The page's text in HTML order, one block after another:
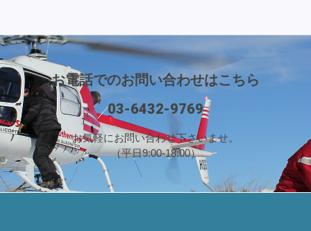
お電話でのお問い合わせはこちら
03-6432-9769
お気軽にお問い合わせ下さいませ。
（平日9:00-18:00）